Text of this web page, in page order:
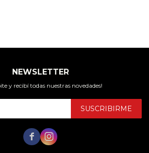
NEWSLETTER
y recibí todas nuestras novedades!
SUSCRIBIRME
 